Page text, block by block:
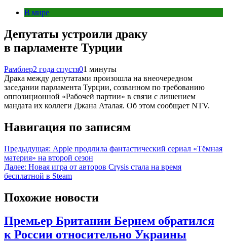
В мире
Депутаты устроили драку
в парламенте Турции
Рамблер2 года спустя01 минуты
Драка между депутатами произошла на внеочередном
заседании парламента Турции, созванном по требованию
оппозиционной «Рабочей партии» в связи с лишением
мандата их коллеги Джана Аталая. Об этом сообщает NTV.
Навигация по записям
Предыдущая: Apple продлила фантастический сериал «Тёмная
материя» на второй сезон
Далее: Новая игра от авторов Crysis стала на время
бесплатной в Steam
Похожие новости
Премьер Британии Бернем обратился
к России относительно Украины